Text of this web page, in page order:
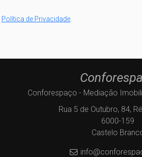
Política de Privacidade
Conforespaço - Mediação
Rua 5 de Outubro, 84,
6000-159
Castelo